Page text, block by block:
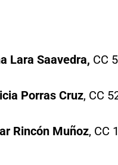
Lara Saavedra, CC
Porras Cruz, CC
Rincón Muñoz, CC